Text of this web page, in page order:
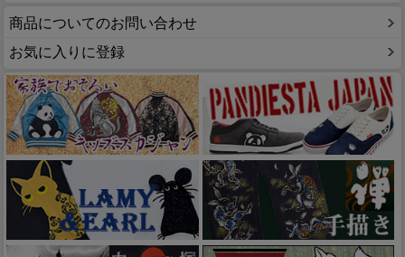
商品についてのお問い合わせ
お気に入りに登録